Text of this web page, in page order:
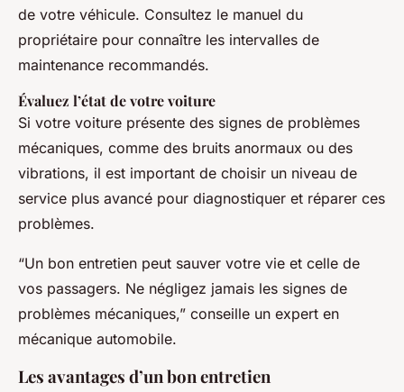
de votre véhicule. Consultez le manuel du
propriétaire pour connaître les intervalles de
maintenance recommandés.
Évaluez l’état de votre voiture
Si votre voiture présente des signes de problèmes
mécaniques, comme des bruits anormaux ou des
vibrations, il est important de choisir un niveau de
service plus avancé pour diagnostiquer et réparer ces
problèmes.
“Un bon entretien peut sauver votre vie et celle de
vos passagers. Ne négligez jamais les signes de
problèmes mécaniques,” conseille un expert en
mécanique automobile.
Les avantages d’un bon entretien